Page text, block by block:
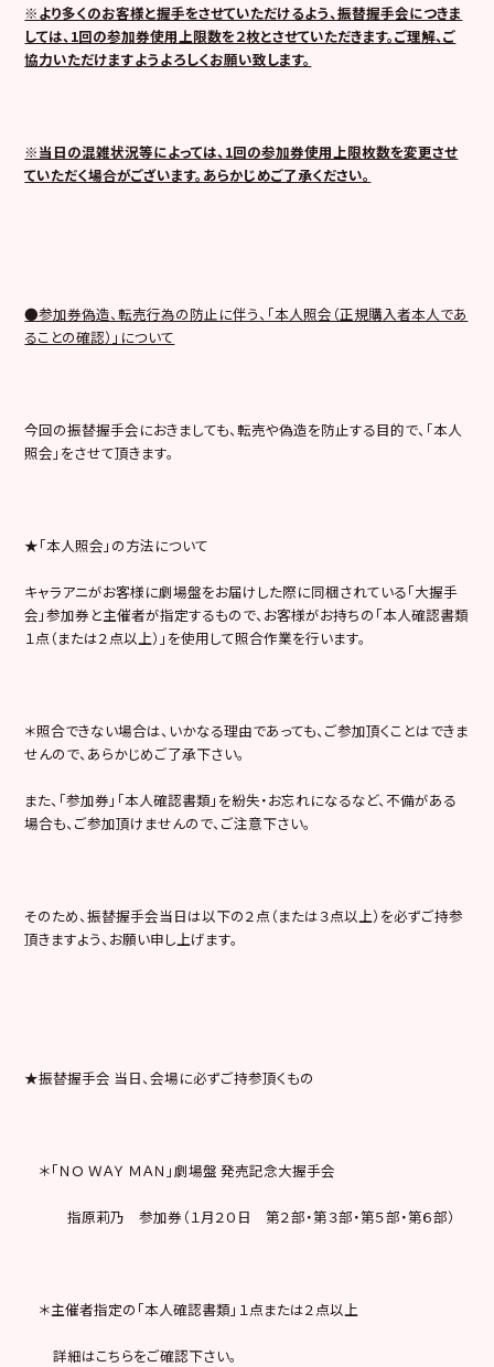
※より多くのお客様と握手をさせていただけるよう、振替握手会につきま
しては、1回の参加券使用上限数を２枚とさせていただきます。ご理解、ご
協力いただけますようよろしくお願い致します。
※当日の混雑状況等によっては、1回の参加券使用上限枚数を変更させ
ていただく場合がございます。あらかじめご了承ください。
●参加券偽造、転売行為の防止に伴う、「本人照会（正規購入者本人であ
ることの確認）」について
今回の振替握手会におきましても、転売や偽造を防止する目的で、「本人
照会」をさせて頂きます。
★「本人照会」の方法について
キャラアニがお客様に劇場盤をお届けした際に同梱されている「大握手
会」参加券と主催者が指定するもので、お客様がお持ちの「本人確認書類
１点（または２点以上）」を使用して照合作業を行います。
＊照合できない場合は、いかなる理由であっても、ご参加頂くことはできま
せんので、あらかじめご了承下さい。
また、「参加券」「本人確認書類」を紛失・お忘れになるなど、不備がある
場合も、ご参加頂けませんので、ご注意下さい。
そのため、振替握手会当日は以下の２点（または３点以上）を必ずご持参
頂きますよう、お願い申し上げます。
★振替握手会 当日、会場に必ずご持参頂くもの
＊「ＮＯ ＷＡＹ ＭＡＮ」劇場盤 発売記念大握手会
指原莉乃 参加券（１月２０日 第２部・第３部・第５部・第６部）
＊主催者指定の「本人確認書類」１点または２点以上
詳細はこちらをご確認下さい。